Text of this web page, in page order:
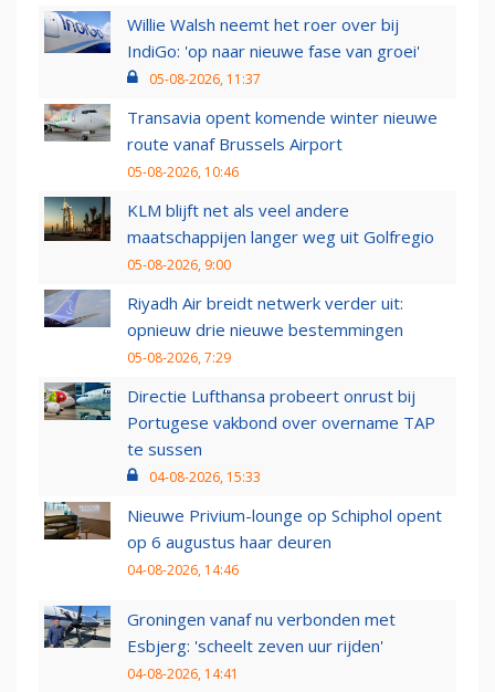
Willie Walsh neemt het roer over bij
IndiGo: 'op naar nieuwe fase van groei'
05-08-2026, 11:37
Transavia opent komende winter nieuwe
route vanaf Brussels Airport
05-08-2026, 10:46
KLM blijft net als veel andere
maatschappijen langer weg uit Golfregio
05-08-2026, 9:00
Riyadh Air breidt netwerk verder uit:
opnieuw drie nieuwe bestemmingen
05-08-2026, 7:29
Directie Lufthansa probeert onrust bij
Portugese vakbond over overname TAP
te sussen
04-08-2026, 15:33
Nieuwe Privium-lounge op Schiphol opent
op 6 augustus haar deuren
04-08-2026, 14:46
Groningen vanaf nu verbonden met
Esbjerg: 'scheelt zeven uur rijden'
04-08-2026, 14:41